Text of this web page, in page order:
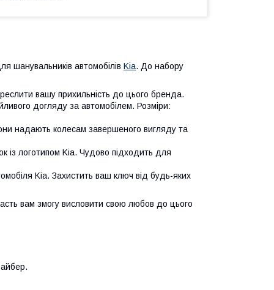
шанувальників автомобілів Kia. До набору
вашу прихильність до цього бренда.
догляду за автомобілем. Розміри:
надають колесам завершеного вигляду та
із логотипом Kia. Чудово підходить для
Kia. Захистить ваш ключ від будь-яких
вам змогу висловити свою любов до цього